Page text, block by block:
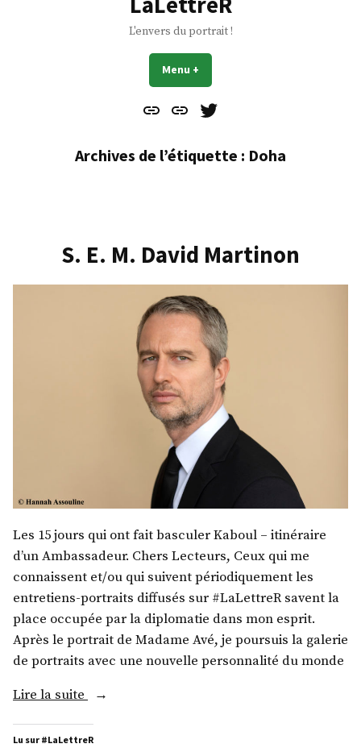
L'envers du portrait !
Menu +
Contact
À
Mes
Archives de l’étiquette : Doha
S. E. M. David Martinon
Les 15 jours qui ont fait basculer Kaboul – itinéraire
d’un Ambassadeur. Chers Lecteurs, Ceux qui me
connaissent et/ou qui suivent périodiquement les
entretiens-portraits diffusés sur #LaLettreR savent la
place occupée par la diplomatie dans mon esprit.
Après le portrait de Madame Avé, je poursuis la galerie
de portraits avec une nouvelle personnalité du monde
Lire la suite « S.
M.
Lu sur #LaLettreR